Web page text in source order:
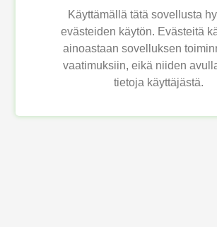
Käyttämällä tätä sovellusta
evästeiden käytön. Evästeitä
ainoastaan sovelluksen
vaatimuksiin, eikä niiden
tietoja käyttäjästä.